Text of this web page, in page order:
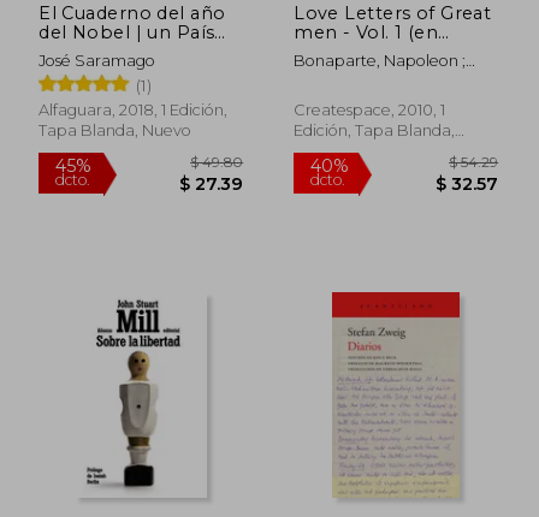
El Cuaderno del año
del Nobel | un País
Levantado en Alegría
José Saramago
(1)
Alfaguara, 2018, 1 Edición,
Tapa Blanda, Nuevo
45%
Love Letters of Great
men - Vol. 1 (en
Inglés)
Bonaparte, Napoleon ;
Gordon ; Churchill, Winston
Createspace, 2010, 1
Edición, Tapa Blanda,
Nuevo
40%